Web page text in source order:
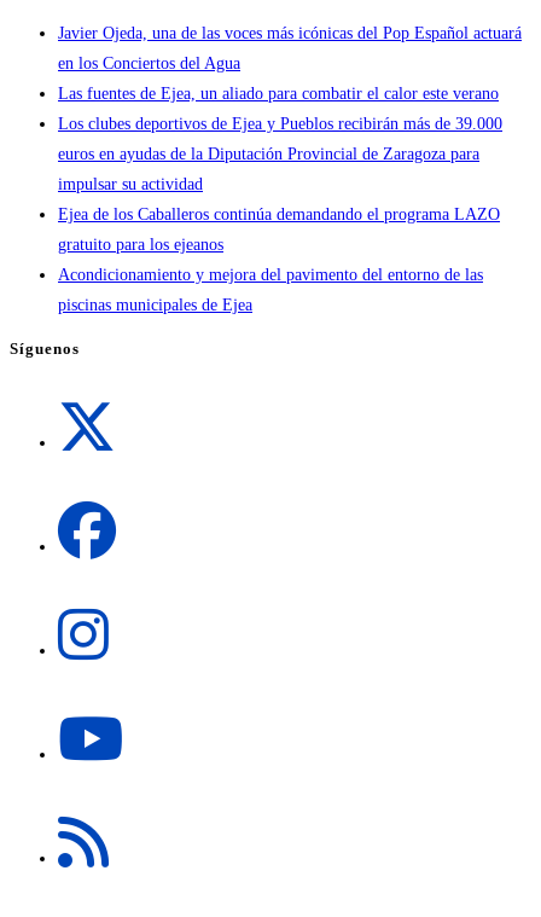
Javier Ojeda, una de las voces más icónicas del Pop Español actuará
en los Conciertos del Agua
Las fuentes de Ejea, un aliado para combatir el calor este verano
Los clubes deportivos de Ejea y Pueblos recibirán más de 39.000
euros en ayudas de la Diputación Provincial de Zaragoza para
impulsar su actividad
Ejea de los Caballeros continúa demandando el programa LAZO
gratuito para los ejeanos
Acondicionamiento y mejora del pavimento del entorno de las
piscinas municipales de Ejea
Síguenos
pestaña
abre
abre
nueva
pestaña
en